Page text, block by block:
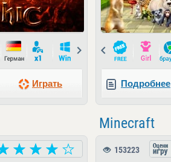
Играть
Prev
Подробнее
Minecraft
153223